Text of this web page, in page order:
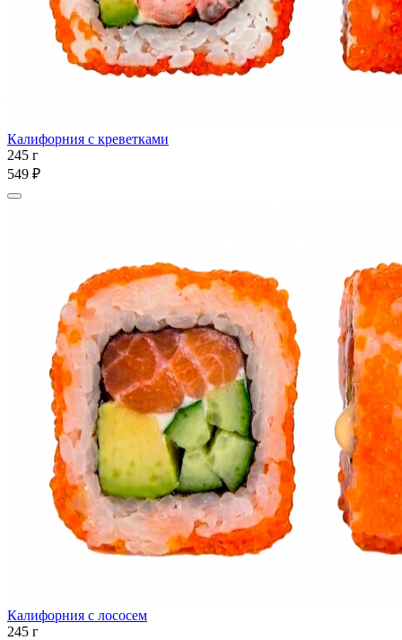
Калифорния с креветками
245 г
549 ₽
Калифорния с лососем
245 г